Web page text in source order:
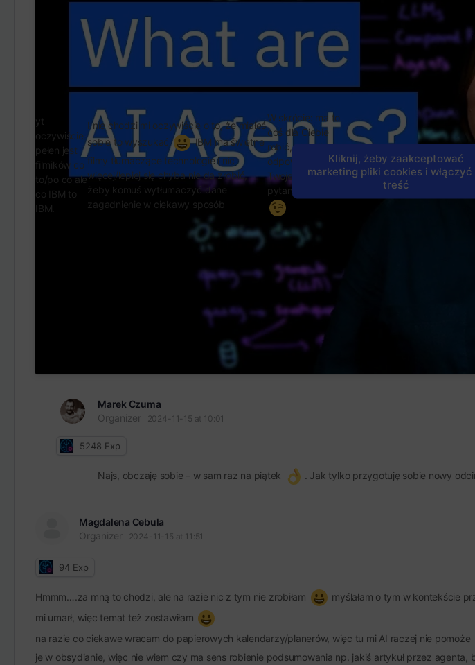
yt
oczywiście
pełen jest
filmików co
to/po co ale
co IBM to
IBM.
I nie chodzi mi oczywiście o to, że miałeś
sobie to wyszukać
IBM ma świetne
filmy tłumaczące technologie i nic
więcej/lepiej się chyba nie da zrobić,
żeby komuś wytłumaczyć dane
zagadnienie w ciekawy sposób
W skrócie: ma to
coś dla Ciebie
robić, nie tylko
odpowiadać na
Twoje
pytania/potrzeby
https://www.youtube.com/
Kliknij, żeby zaakceptować
marketing pliki cookies i włączyć
treść
Marek Czuma
Organizer
2024-11-15 at 10:01
5248 Exp
Najs, obczaję sobie – w sam raz na piątek . Jak tylko przygotuję sobie nowy
Magdalena Cebula
Organizer
2024-11-15 at 11:51
94 Exp
Hmmm….za mną to chodzi, ale na razie nic z tym nie zrobiłam
myślałam o tym w kontekście
mi umarł, więc temat też zostawiłam
na razie co ciekawe wracam do papierowych kalendarzy/planerów, więc tu mi AI raczej nie pomoże
je w obsydianie, więc nie wiem czy ma sens robienie podsumowania np. jakiś artykuł przez